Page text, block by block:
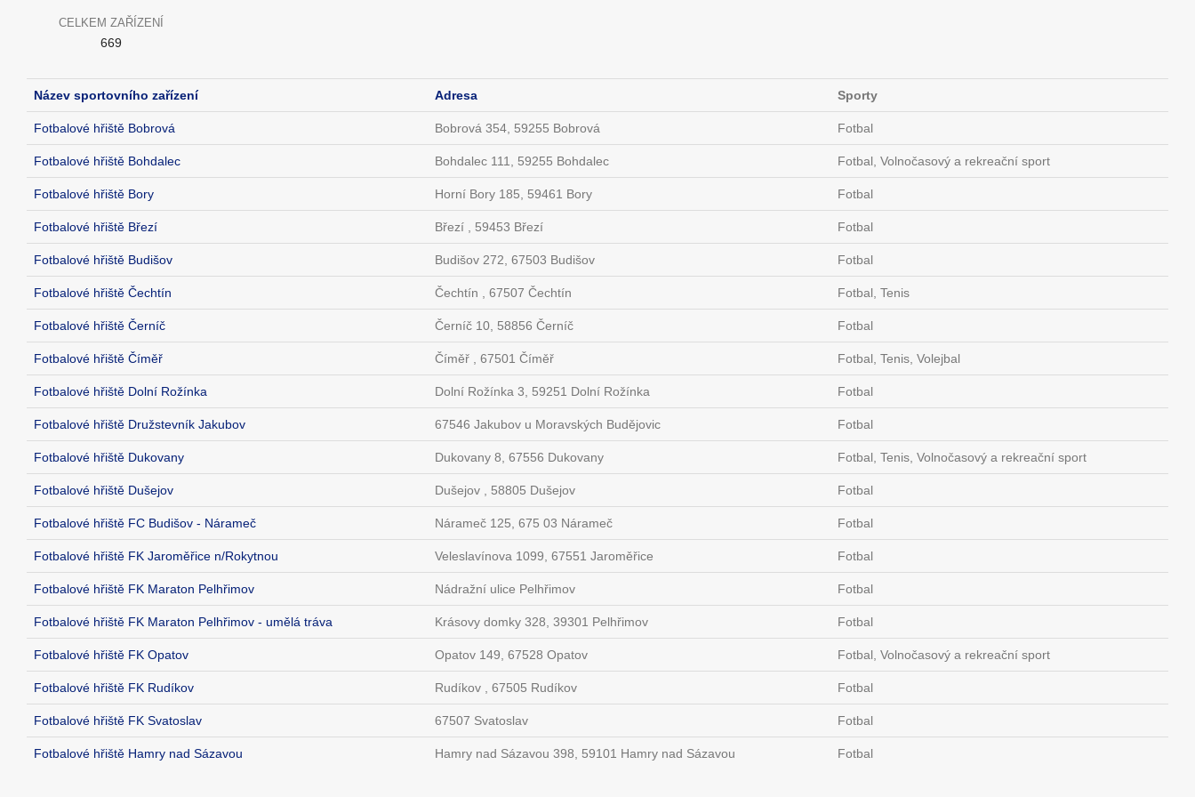
CELKEM ZAŘÍZENÍ
669
Název sportovního zařízení Adresa Sporty
Fotbalové hřiště Bobrová Bobrová 354, 59255 Bobrová Fotbal
Fotbalové hřiště Bohdalec Bohdalec 111, 59255 Bohdalec Fotbal, Volnočasový a rekreační sport
Fotbalové hřiště Bory Horní Bory 185, 59461 Bory Fotbal
Fotbalové hřiště Březí Březí , 59453 Březí Fotbal
Fotbalové hřiště Budišov Budišov 272, 67503 Budišov Fotbal
Fotbalové hřiště Čechtín Čechtín , 67507 Čechtín Fotbal, Tenis
Fotbalové hřiště Černíč Černíč 10, 58856 Černíč Fotbal
Fotbalové hřiště Číměř Číměř , 67501 Číměř Fotbal, Tenis, Volejbal
Fotbalové hřiště Dolní Rožínka Dolní Rožínka 3, 59251 Dolní Rožínka Fotbal
Fotbalové hřiště Družstevník Jakubov 67546 Jakubov u Moravských Budějovic Fotbal
Fotbalové hřiště Dukovany Dukovany 8, 67556 Dukovany Fotbal, Tenis, Volnočasový a rekreační sport
Fotbalové hřiště Dušejov Dušejov , 58805 Dušejov Fotbal
Fotbalové hřiště FC Budišov - Nárameč Nárameč 125, 675 03 Nárameč Fotbal
Fotbalové hřiště FK Jaroměřice n/Rokytnou Veleslavínova 1099, 67551 Jaroměřice Fotbal
Fotbalové hřiště FK Maraton Pelhřimov Nádražní ulice Pelhřimov Fotbal
Fotbalové hřiště FK Maraton Pelhřimov - umělá tráva Krásovy domky 328, 39301 Pelhřimov Fotbal
Fotbalové hřiště FK Opatov Opatov 149, 67528 Opatov Fotbal, Volnočasový a rekreační sport
Fotbalové hřiště FK Rudíkov Rudíkov , 67505 Rudíkov Fotbal
Fotbalové hřiště FK Svatoslav 67507 Svatoslav Fotbal
Fotbalové hřiště Hamry nad Sázavou Hamry nad Sázavou 398, 59101 Hamry nad Sázavou Fotbal